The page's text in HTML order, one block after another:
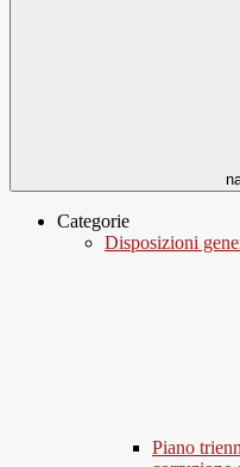
Categorie
Disposizioni
Piano